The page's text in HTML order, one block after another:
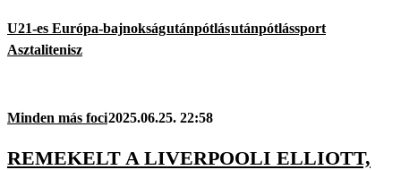
U21-es Európa-bajnokságutánpótlásutánpótlássport
Asztalitenisz
Minden más foci2025.06.25. 22:58
REMEKELT A LIVERPOOLI ELLIOTT,